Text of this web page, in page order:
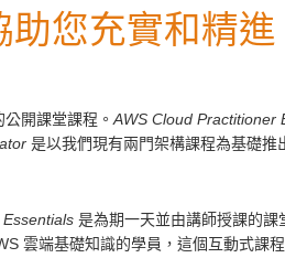
助您充實和精
開課堂課程。 AWS Cloud Practitioner
是以我們現有兩門架構課程為基礎
是為期一天並由講師授課的
雲端基礎知識的學員，這個互動式課